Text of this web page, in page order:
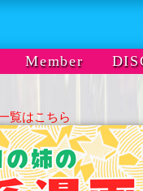
Member
覧はこちら